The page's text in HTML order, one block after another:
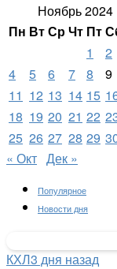
Ноябрь 2024
Пн ВтСрЧт Пт
1
2
4
5 6 7 8 9
11 12 13 14 15
18 19 20 21 22
25 26 27 28 29
« Окт Дек »
Популярное
Новости дня
КХЛ3 дня назад